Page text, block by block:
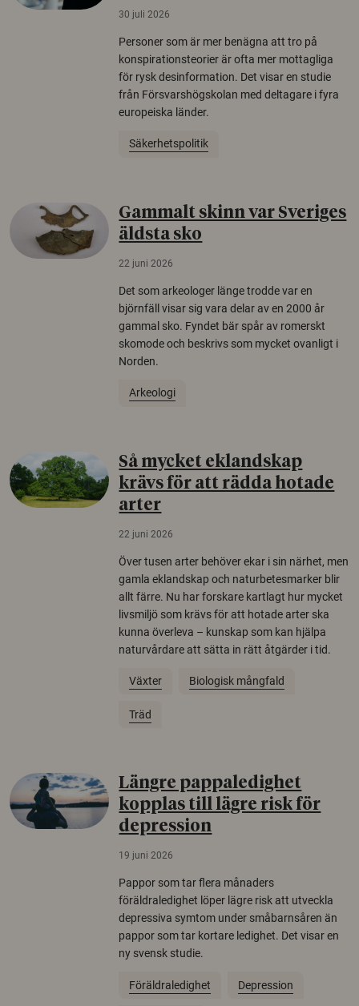
30 juli 2026
Personer som är mer benägna att tro på
konspirationsteorier är ofta mer mottagliga
för rysk desinformation. Det visar en studie
från Försvarshögskolan med deltagare i fyra
europeiska länder.
Säkerhetspolitik
Gammalt skinn var Sveriges
äldsta sko
22 juni 2026
Det som arkeologer länge trodde var en
björnfäll visar sig vara delar av en 2000 år
gammal sko. Fyndet bär spår av romerskt
skomode och beskrivs som mycket ovanligt i
Norden.
Arkeologi
Så mycket eklandskap
krävs för att rädda hotade
arter
22 juni 2026
Över tusen arter behöver ekar i sin närhet, men
gamla eklandskap och naturbetesmarker blir
allt färre. Nu har forskare kartlagt hur mycket
livsmiljö som krävs för att hotade arter ska
kunna överleva – kunskap som kan hjälpa
naturvårdare att sätta in rätt åtgärder i tid.
Växter Biologisk mångfald
Träd
Längre pappaledighet
kopplas till lägre risk för
depression
19 juni 2026
Pappor som tar flera månaders
föräldraledighet löper lägre risk att utveckla
depressiva symtom under småbarnsåren än
pappor som tar kortare ledighet. Det visar en
ny svensk studie.
Föräldraledighet Depression